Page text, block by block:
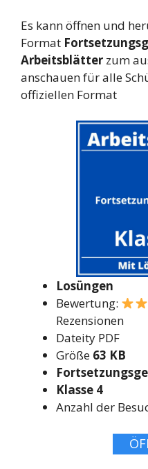
Es kann öffnen und
Format
Arbeitsblätter zum
anschauen für alle
offiziellen Format
Losüngen
Bewertung:
Rezensionen
Dateity PDF
Größe 63 KB
Klasse 4
Anzahl der